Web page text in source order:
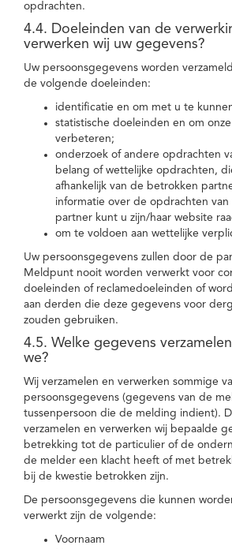
opdrachten.
4.4. Doeleinden van de
verwerken wij uw gegevens?
Uw persoonsgegevens worden
de volgende doeleinden:
identificatie en om met u te
statistische doeleinden en om
verbeteren;
onderzoek of andere opdrachten
belang of wettelijke opdrachten,
afhankelijk van de betrokken
informatie over de opdrachten van
partner kunt u zijn/haar website
om te voldoen aan wettelijke
Uw persoonsgegevens zullen door de
Meldpunt nooit worden verwerkt voor
doeleinden of reclamedoeleinden of
aan derden die deze gegevens voor
zouden gebruiken.
4.5. Welke gegevens
we?
Wij verzamelen en verwerken sommige
persoonsgegevens (gegevens van de
tussenpersoon die de melding indient).
verzamelen en verwerken wij bepaalde
betrekking tot de particulier of de
de melder een klacht heeft of met
bij de kwestie betrokken zijn.
De persoonsgegevens die kunnen
verwerkt zijn de volgende:
Voornaam